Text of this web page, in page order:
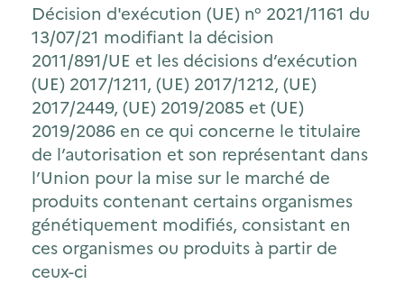
Décision d'exécution (UE) n° 2021/1161 du
13/07/21 modifiant la décision
2011/891/UE et les décisions d’exécution
(UE) 2017/1211, (UE) 2017/1212, (UE)
2017/2449, (UE) 2019/2085 et (UE)
2019/2086 en ce qui concerne le titulaire
de l’autorisation et son représentant dans
l’Union pour la mise sur le marché de
produits contenant certains organismes
génétiquement modifiés, consistant en
ces organismes ou produits à partir de
ceux-ci